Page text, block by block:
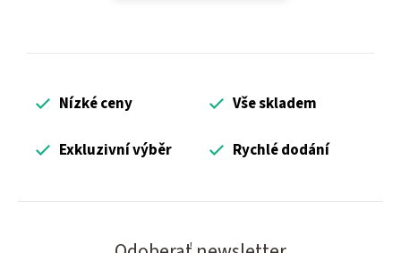
Nízké ceny Vše skladem
Exkluzivní výběr Rychlé dodání